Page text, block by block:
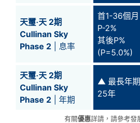
天璽‧天 2期
Cullinan Sky
Phase 2 | 息率
首1-36個月
P-2%
其後P%
(P=5.0%)
天璽‧天 2期
Cullinan Sky
Phase 2 | 年期
▲ 最長年期
25年
有關優惠詳請，請參考發